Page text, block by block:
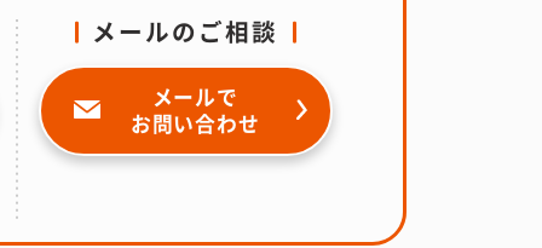
メールのご相談
メールで
お問い合わせ